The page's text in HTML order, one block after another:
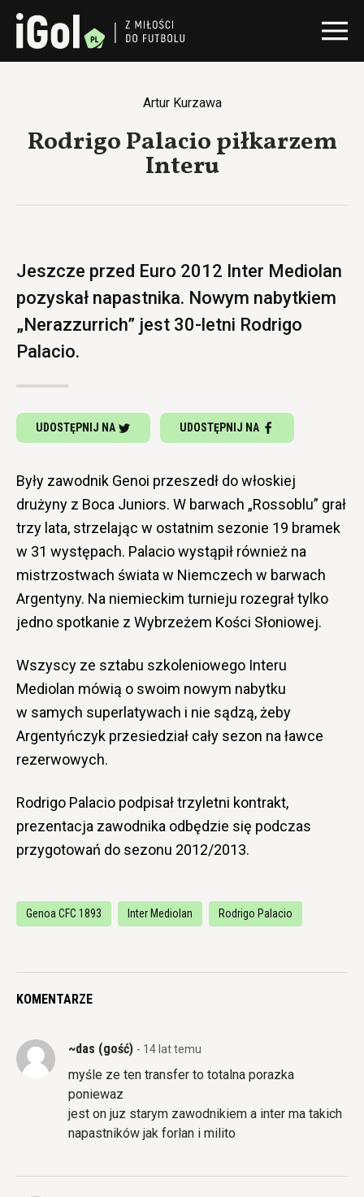
Artur Kurzawa
Rodrigo Palacio piłkarzem
Interu
Jeszcze przed Euro 2012 Inter Mediolan
pozyskał napastnika. Nowym nabytkiem
„Nerazzurrich” jest 30-letni Rodrigo
Palacio.
UDOSTĘPNIJ NA UDOSTĘPNIJ NA
Były zawodnik Genoi przeszedł do włoskiej
drużyny z Boca Juniors. W barwach „Rossoblu” grał
trzy lata, strzelając w ostatnim sezonie 19 bramek
w 31 występach. Palacio wystąpił również na
mistrzostwach świata w Niemczech w barwach
Argentyny. Na niemieckim turnieju rozegrał tylko
jedno spotkanie z Wybrzeżem Kości Słoniowej.
Wszyscy ze sztabu szkoleniowego Interu
Mediolan mówią o swoim nowym nabytku
w samych superlatywach i nie sądzą, żeby
Argentyńczyk przesiedział cały sezon na ławce
rezerwowych.
Rodrigo Palacio podpisał trzyletni kontrakt,
prezentacja zawodnika odbędzie się podczas
przygotowań do sezonu 2012/2013.
Genoa CFC 1893 Inter Mediolan Rodrigo Palacio
KOMENTARZE
~das (gość) - 14 lat temu
myśle ze ten transfer to totalna porazka
poniewaz
jest on juz starym zawodnikiem a inter ma takich
napastników jak forlan i milito